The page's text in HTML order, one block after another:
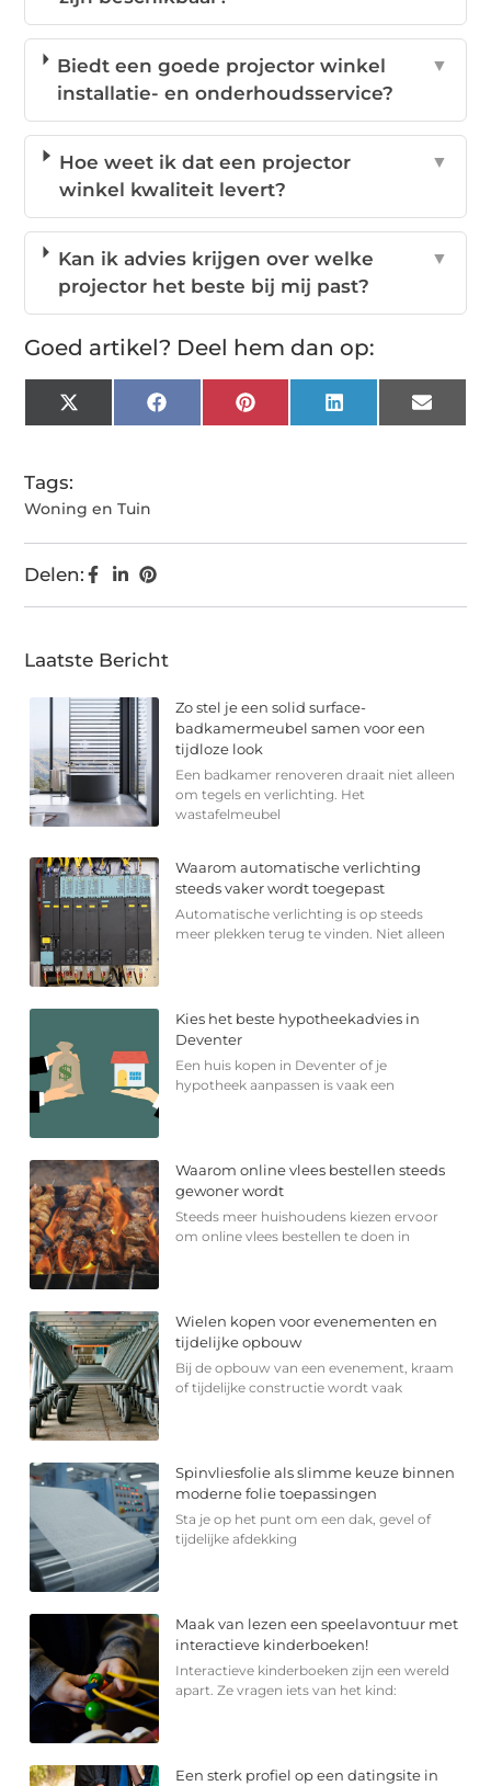
Biedt een goede projector winkel
installatie- en onderhoudsservice?
▼
Hoe weet ik dat een projector
winkel kwaliteit levert?
▼
Kan ik advies krijgen over welke
projector het beste bij mij past?
▼
Goed artikel? Deel hem dan op:
X
(Twitter)
FacebookPinterest LinkedIn Email
Tags:
Woning en Tuin
Delen:
Laatste Bericht
Zo stel je een solid surface-
badkamermeubel samen voor een
tijdloze look
Een badkamer renoveren draait niet alleen
om tegels en verlichting. Het
wastafelmeubel
Waarom automatische verlichting
steeds vaker wordt toegepast
Automatische verlichting is op steeds
meer plekken terug te vinden. Niet alleen
Kies het beste hypotheekadvies in
Deventer
Een huis kopen in Deventer of je
hypotheek aanpassen is vaak een
Waarom online vlees bestellen steeds
gewoner wordt
Steeds meer huishoudens kiezen ervoor
om online vlees bestellen te doen in
Wielen kopen voor evenementen en
tijdelijke opbouw
Bij de opbouw van een evenement, kraam
of tijdelijke constructie wordt vaak
Spinvliesfolie als slimme keuze binnen
moderne folie toepassingen
Sta je op het punt om een dak, gevel of
tijdelijke afdekking
Maak van lezen een speelavontuur met
interactieve kinderboeken!
Interactieve kinderboeken zijn een wereld
apart. Ze vragen iets van het kind:
Een sterk profiel op een datingsite in